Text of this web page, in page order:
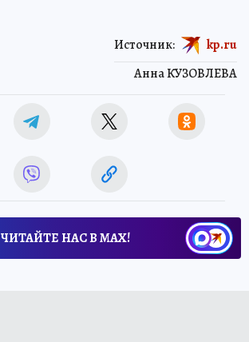
Анна КУЗОВЛЕВА
Источник: kp.ru
ЧИТАЙТЕ НАС В МАХ!